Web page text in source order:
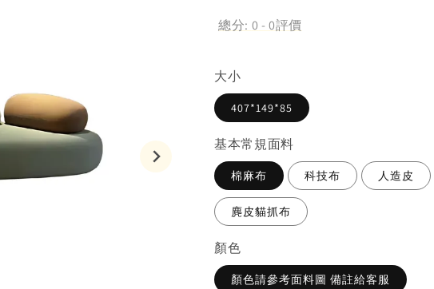
總分: 0 -0評價
大小
407*149*85
基本常規面料
棉麻布 科技布 人造皮
麂皮貓抓布
顏色
顏色請參考面料圖 備註給客服